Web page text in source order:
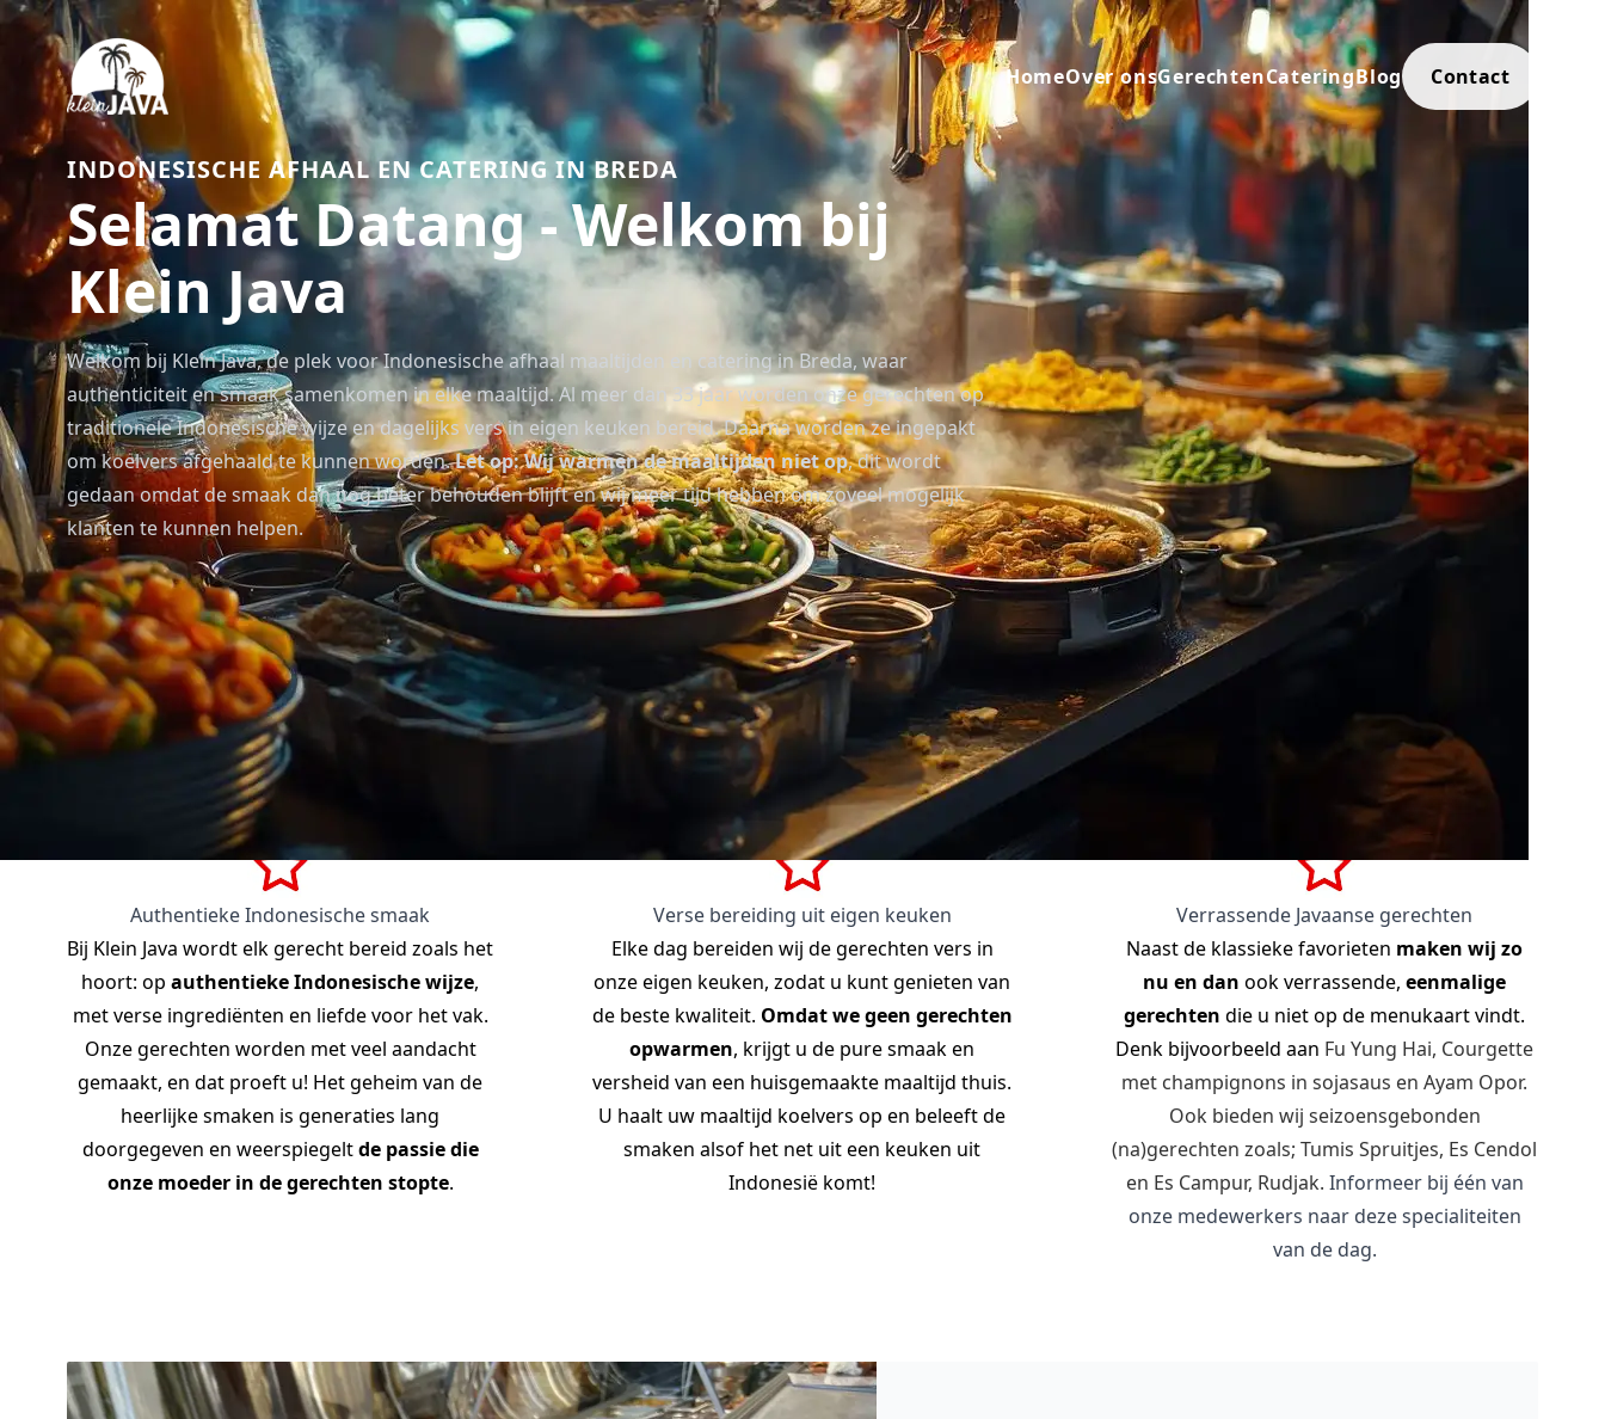
Indonesische afhaal Breda
Primaire navigatie
HomeOver onsGerechtenCateringBlog Contact
INDONESISCHE AFHAAL EN CATERING IN BREDA
Selamat Datang - Welkom bij
Klein Java
Welkom bij Klein Java, de plek voor Indonesische afhaal maaltijden en catering in Breda, waar
authenticiteit en smaak samenkomen in elke maaltijd. Al meer dan 33 jaar worden onze gerechten op
traditionele Indonesische wijze en dagelijks vers in eigen keuken bereid. Daarna worden ze ingepakt
om koelvers afgehaald te kunnen worden.Let op: Wij warmen de maaltijden niet op, dit wordt
gedaan omdat de smaak dan nog beter behouden blijft en wij meer tijd hebben om zoveel mogelijk
klanten te kunnen helpen.
Authentieke Indonesische smaak
Bij Klein Java wordt elk gerecht bereid zoals het
hoort: opauthentieke Indonesische wijze,
met verse ingrediënten en liefde voor het vak.
Onze gerechten worden met veel aandacht
gemaakt, en dat proeft u! Het geheim van de
heerlijke smaken is generaties lang
doorgegeven en weerspiegeltde passie die
onze moeder in de gerechten stopte.
Verse bereiding uit eigen keuken
Elke dag bereiden wij de gerechten vers in
onze eigen keuken, zodat u kunt genieten van
de beste kwaliteit. Omdat we geen gerechten
opwarmen, krijgt u de pure smaak en
versheid van een huisgemaakte maaltijd thuis.
U haalt uw maaltijd koelvers op en beleeft de
smaken alsof het net uit een keuken uit
Indonesië komt!
Verrassende Javaanse gerechten
Naast de klassieke favorieten maken wij zo
nu en dan ook verrassende,eenmalige
gerechten die u niet op de menukaart vindt.
Denk bijvoorbeeld aan Fu Yung Hai, Courgette
met champignons in sojasaus en Ayam Opor.
Ook bieden wij seizoensgebonden
(na)gerechten zoals; Tumis Spruitjes, Es Cendol
en Es Campur, Rudjak. Informeer bij één van
onze medewerkers naar deze specialiteiten
van de dag.